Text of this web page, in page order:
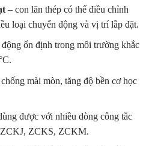
– con lăn thép có thể điều chỉnh
loại chuyển động và vị trí lắp đặt.
ổn định trong môi trường khắc
mài mòn, tăng độ bền cơ học
được với nhiều dòng công tắc
ZCKJ, ZCKS, ZCKM.